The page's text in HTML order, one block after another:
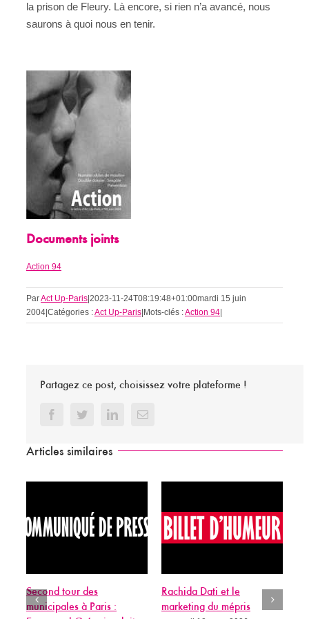
la prison de Fleury. Là encore, si rien n’a avancé, nous
saurons à quoi nous en tenir.
Documents joints
Action 94
ParAct Up-Paris|2023-11-24T08:19:48+01:00mardi 15 juin
2004|Catégories :Act Up-Paris|Mots-clés :Action 94|
Partagez ce post, choisissez votre plateforme !
FacebookTwitterLinkedInEmail
Articles similaires
Second tour des
municipales à Paris :
Rachida Dati et le
marketing du mépris